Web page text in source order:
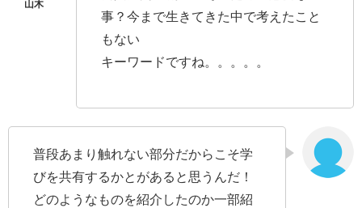
事？今まで生きてきた中で考えたこと
もない
キーワードですね。。。。。
普段あまり触れない部分だからこそ学
びを共有するかとがあると思うんだ！
どのようなものを紹介したのか一部紹